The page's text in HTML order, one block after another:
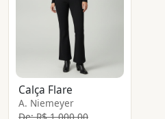
Calça Flare
A. Niemeyer
De: R$ 1.000,00